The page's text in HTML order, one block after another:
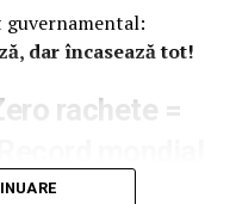
care ii
Constantin
Volosevici?
guvernamental:
dar încasează tot!
rachete =
publici